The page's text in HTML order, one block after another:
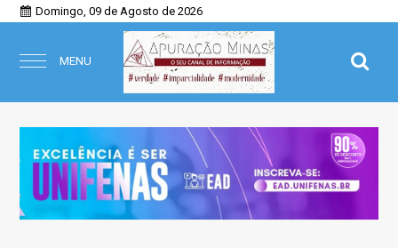
Domingo, 09 de Agosto de 2026
MENU